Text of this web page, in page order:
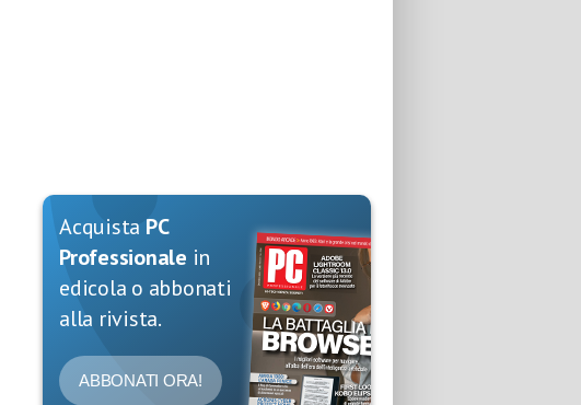
Acquista PC
Professionale in
edicola o abbonati
alla rivista.
ABBONATI ORA!